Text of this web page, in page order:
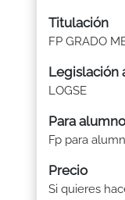
Titulación
FP GRADO
Legislación
LOGSE
Para
Fp para
Precio
Si quieres